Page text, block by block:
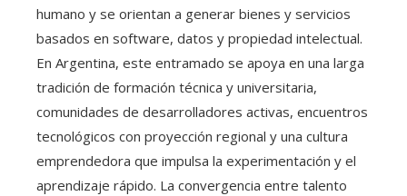
humano y se orientan a generar bienes y servicios
basados en software, datos y propiedad intelectual.
En Argentina, este entramado se apoya en una larga
tradición de formación técnica y universitaria,
comunidades de desarrolladores activas, encuentros
tecnológicos con proyección regional y una cultura
emprendedora que impulsa la experimentación y el
aprendizaje rápido. La convergencia entre talento